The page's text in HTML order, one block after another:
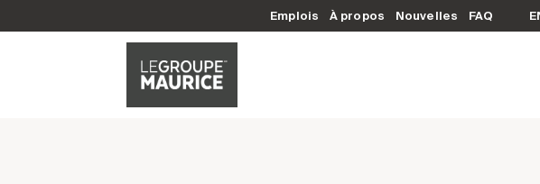
Emplois À propos Nouvelles FAQ